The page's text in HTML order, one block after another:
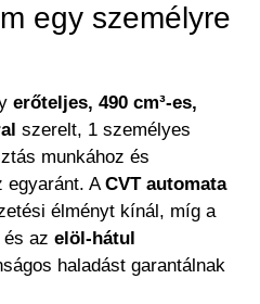
egy személyre
erőteljes, 490 cm³-es,
szerelt, 1 személyes
munkához és
egyaránt. ACVT automata
élményt kínál, míg a
és az elöl-hátul
haladást garantálnak